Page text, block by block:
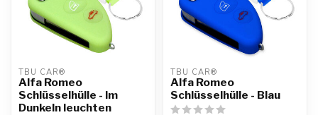
TBU CAR®
Alfa Romeo
Schlüsselhülle - Im
Dunkeln leuchten
TBU CAR®
Alfa Romeo
Schlüsselhülle - Blau